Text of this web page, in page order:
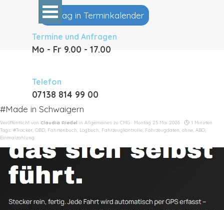
Direkt zum Seiteninhalt
Eintrag in Terminkalender
Termine und Anfragen
Mo - Fr 9.00 - 17.00
Telefon
07138 814 99 00
Menü überspringen
#Made in Schwaigern
Veröffentlicht von Claudia Riedel in Allgemeines zu CMG · Montag 25 Mai 2026 ·
1 Minuten
Tags: #Tracker OBD Fahrtenbuch Logbuch Fahrzeugkontrolle Fahrzeugdaten ohne ABO
Einmalzahlung